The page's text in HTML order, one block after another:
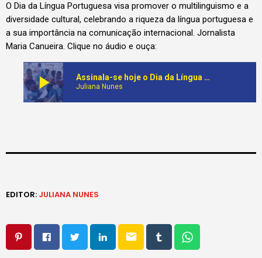
O Dia da Língua Portuguesa visa promover o multilinguismo e a
diversidade cultural, celebrando a riqueza da língua portuguesa e
a sua importância na comunicação internacional. Jornalista
Maria Canueira. Clique no áudio e ouça:
play_arrow Assinala-se hoje o Dia da Língua Portuguesa
Juliana Nunes
EDITOR: JULIANA NUNES
email